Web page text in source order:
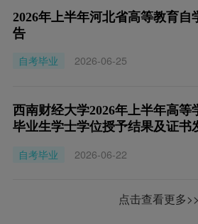
2026年上半年河北省高等教育自
告
自考毕业
2026-06-25
西南财经大学2026年上半年高等
毕业生学士学位授予结果及证书
自考毕业
2026-06-22
点击查看更多>>